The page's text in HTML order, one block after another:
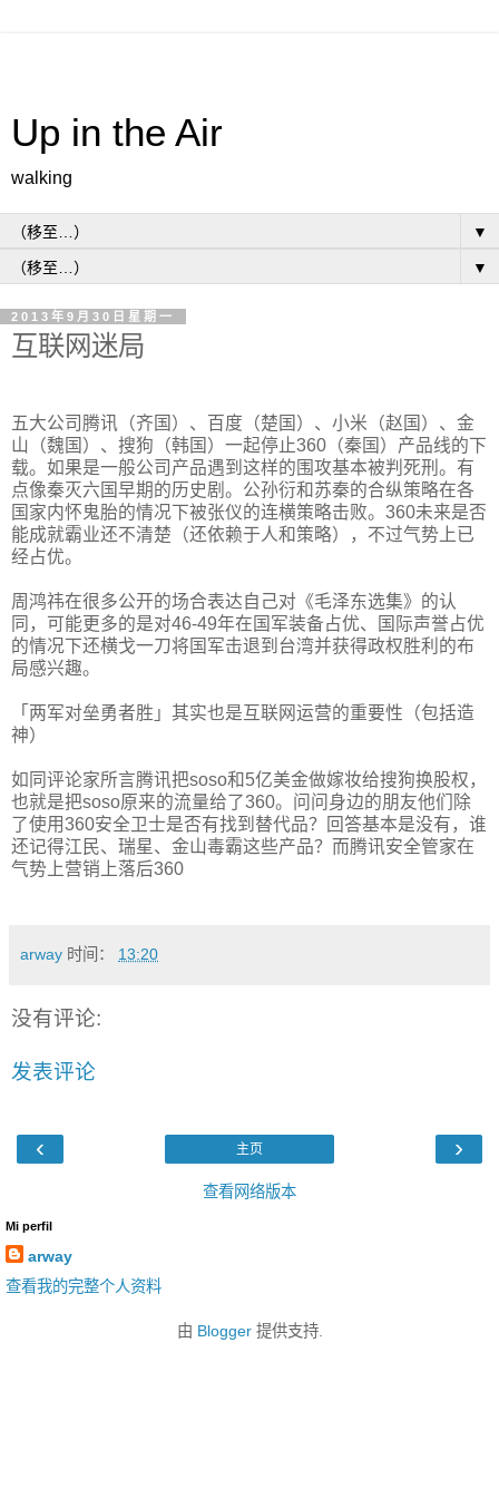
Up in the Air
walking
▼
▼
2013年9月30日星期一
互联网迷局
五大公司腾讯（齐国）、百度（楚国）、小米（赵国）、金
山（魏国）、搜狗（韩国）一起停止360（秦国）产品线的下
载。如果是一般公司产品遇到这样的围攻基本被判死刑。有
点像秦灭六国早期的历史剧。公孙衍和苏秦的合纵策略在各
国家内怀鬼胎的情况下被张仪的连横策略击败。360未来是否
能成就霸业还不清楚（还依赖于人和策略），不过气势上已
经占优。
周鸿祎在很多公开的场合表达自己对《毛泽东选集》的认
同，可能更多的是对46-49年在国军装备占优、国际声誉占优
的情况下还横戈一刀将国军击退到台湾并获得政权胜利的布
局感兴趣。
「两军对垒勇者胜」其实也是互联网运营的重要性（包括造
神）
如同评论家所言腾讯把soso和5亿美金做嫁妆给搜狗换股权，
也就是把soso原来的流量给了360。问问身边的朋友他们除
了使用360安全卫士是否有找到替代品？回答基本是没有，谁
还记得江民、瑞星、金山毒霸这些产品？而腾讯安全管家在
气势上营销上落后360
arway 时间： 13:20
没有评论:
发表评论
‹ ›
主页
查看网络版本
Mi perfil
arway
查看我的完整个人资料
由 Blogger提供支持.